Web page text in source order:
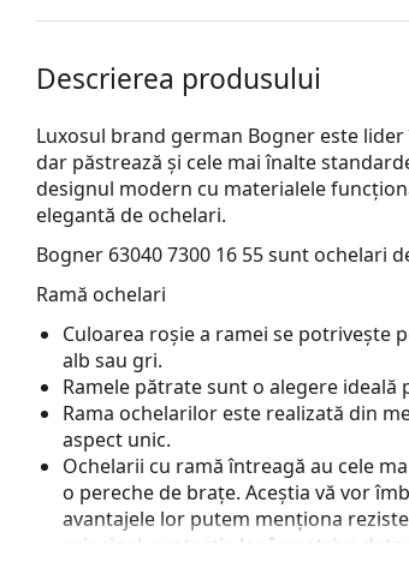
Descrierea produsului
Luxosul brand german Bogner este
dar păstrează și cele mai înalte
designul modern cu materialele
elegantă de ochelari.
Bogner 63040 7300 16 55sunt ochelari
Ramă ochelari
Culoarea roșie a ramei se potrivește
alb sau gri.
Ramele pătrate sunt o alegere
Rama ochelarilor este realizată din
aspect unic.
Ochelarii cu ramă întreagă au cele
o pereche de brațe. Aceștia vă vor
avantajele lor putem menționa
principal, protecția lor împotriva